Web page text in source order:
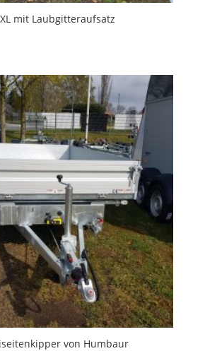
mit Laubgitteraufsatz
von Humbaur